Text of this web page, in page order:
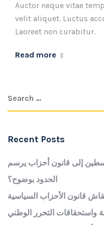
Auctor neque vitae
velit aliquet. Luctus
Laoreet non curabitur.
Read more
Recent Posts
إلى قانون أحزاب يرسم
الحدود بوضوح؟
قانون الأحزاب السياسية
واستحقاقات التحرر الوطني